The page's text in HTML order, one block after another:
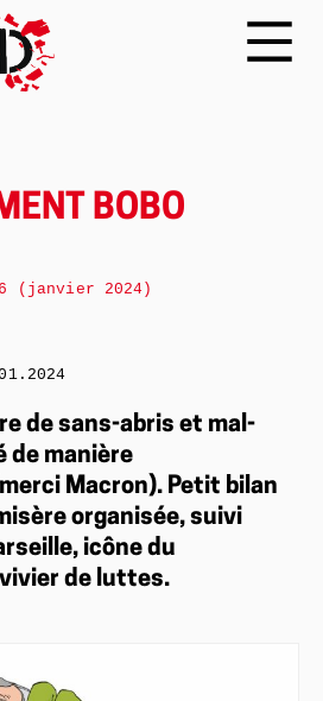
BOBO
de sans-abris et mal-
de manière
Macron). Petit bilan
organisée, suivi
icône du
de luttes.
(janvier 2024)